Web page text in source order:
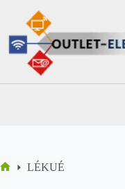
inhoud
LÉKUÉ